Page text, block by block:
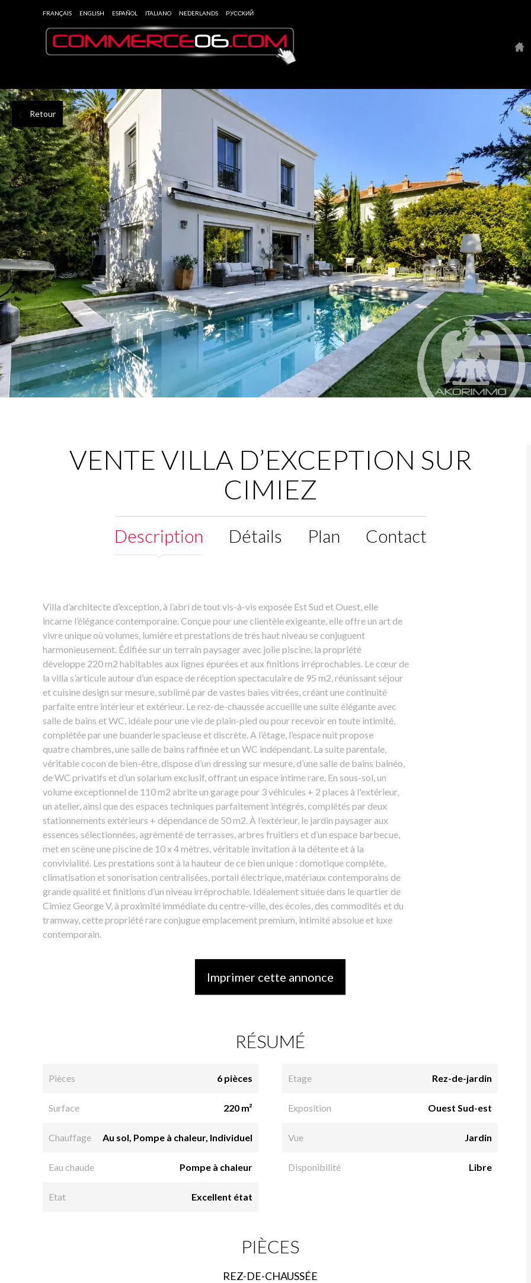
FRANÇAIS ENGLISH ESPAÑOL ITALIANO NEDERLANDS РУССКИЙ
Retour
VENTE VILLA D’EXCEPTION SUR
CIMIEZ
Description Détails Plan Contact
Villa d’architecte d’exception, à l’abri de tout vis-à-vis exposée Est Sud et Ouest, elle
incarne l’élégance contemporaine. Conçue pour une clientèle exigeante, elle offre un art de
vivre unique où volumes, lumière et prestations de très haut niveau se conjuguent
harmonieusement. Édifiée sur un terrain paysager avec jolie piscine, la propriété
développe 220 m2 habitables aux lignes épurées et aux finitions irréprochables. Le cœur de
la villa s’articule autour d’un espace de réception spectaculaire de 95 m2, réunissant séjour
et cuisine design sur mesure, sublimé par de vastes baies vitrées, créant une continuité
parfaite entre intérieur et extérieur. Le rez-de-chaussée accueille une suite élégante avec
salle de bains et WC, idéale pour une vie de plain-pied ou pour recevoir en toute intimité,
complétée par une buanderie spacieuse et discrète. A l’étage, l’espace nuit propose
quatre chambres, une salle de bains raffinée et un WC indépendant. La suite parentale,
véritable cocon de bien-être, dispose d’un dressing sur mesure, d’une salle de bains balnéo,
de WC privatifs et d’un solarium exclusif, offrant un espace intime rare. En sous-sol, un
volume exceptionnel de 110 m2 abrite un garage pour 3 véhicules + 2 places à l'extérieur,
un atelier, ainsi que des espaces techniques parfaitement intégrés, complétés par deux
stationnements extérieurs + dépendance de 50 m2. À l’extérieur, le jardin paysager aux
essences sélectionnées, agrémenté de terrasses, arbres fruitiers et d’un espace barbecue,
met en scène une piscine de 10 x 4 mètres, véritable invitation à la détente et à la
convivialité. Les prestations sont à la hauteur de ce bien unique : domotique complète,
climatisation et sonorisation centralisées, portail électrique, matériaux contemporains de
grande qualité et finitions d’un niveau irréprochable. Idéalement située dans le quartier de
Cimiez George V, à proximité immédiate du centre-ville, des écoles, des commodités et du
tramway, cette propriété rare conjugue emplacement premium, intimité absolue et luxe
contemporain.
Imprimer cette annonce
RÉSUMÉ
Pièces 6 pièces
Surface 220 m²
Chauffage Au sol, Pompe à chaleur, Individuel
Eau chaude Pompe à chaleur
Etat Excellent état
Etage Rez-de-jardin
Exposition Ouest Sud-est
Vue Jardin
Disponibilité Libre
PIÈCES
REZ-DE-CHAUSSÉE